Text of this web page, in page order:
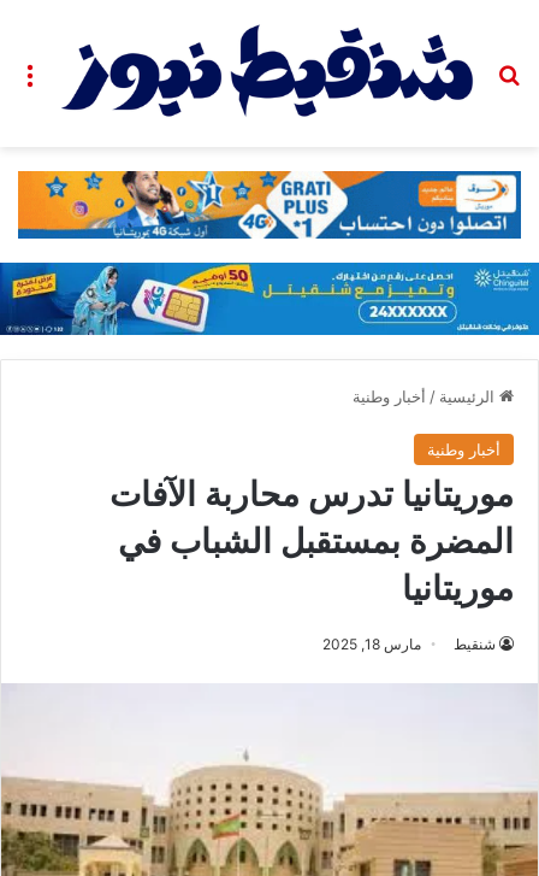
بحث عن
الرئيسية / أخبار وطنية
أخبار وطنية
موريتانيا تدرس محاربة الآفات
المضرة بمستقبل الشباب في
موريتانيا
شنقيط مارس 18, 2025